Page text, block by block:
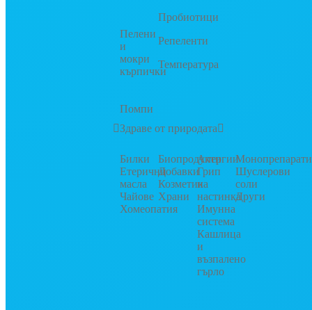
Пелени
и
мокри
кърпички
Помпи
Пробиотици
Репеленти
Температура
Здраве от природата
Билки
Етерични
масла
Чайове
Хомеопатия
Биопродукти
Добавки
Козметика
Храни
Алергии
Грип
и
настинка
Имунна
система
Кашлица
и
възпалено
гърло
Монопрепарати
Шуслерови
соли
Други